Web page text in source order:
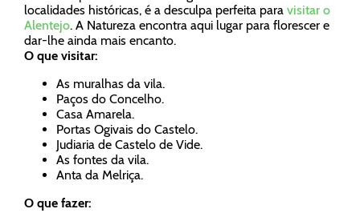
localidades históricas, é a desculpa perfeita para visitar o
Alentejo. A Natureza encontra aqui lugar para florescer e
dar-lhe ainda mais encanto.
O que visitar:
As muralhas da vila.
Paços do Concelho.
Casa Amarela.
Portas Ogivais do Castelo.
Judiaria de Castelo de Vide.
As fontes da vila.
Anta da Melriça.
O que fazer: